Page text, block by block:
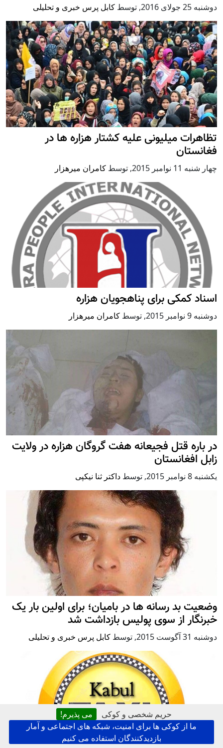
حریم شخصی و کوکی
می پذیرم!
ما از کوکی ها برای امنیت، شبکه های اجتماعی و آمار
بازدیدکنندگان استفاده می کنیم
دوشنبه 25 جولای 2016 , توسط کابل پرس خبری و تحلیلی
تظاهرات میلیونی علیه کشتار هزاره ها در
فغانستان
چهار شنبه 11 نوامبر 2015 , توسط کامران میرهزار
اسناد کمکی برای پناهجویان هزاره
دوشنبه 9 نوامبر 2015 , توسط کامران میرهزار
در باره قتل فجیعانه هفت گروگان هزاره در ولایت
زابل افغانستان
يكشنبه 8 نوامبر 2015 , توسط داکتر ثنا نیکپی
وضعیت بد رسانه ها در بامیان؛ برای اولین بار یک
خبرنگار از سوی پولیس بازداشت شد
دوشنبه 31 آگوست 2015 , توسط کابل پرس خبری و تحلیلی